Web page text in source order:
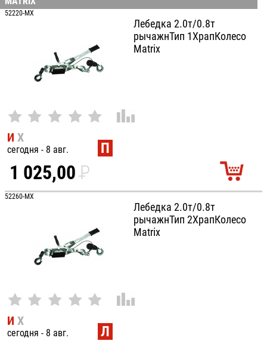
52220-MX
Лебедка 2.0т/0.8т
рычажнТип 1ХрапКолесо
Matrix
И Х
сегодня - 8 авг. П
1 025,00P
УБ.
52260-MX
Лебедка 2.0т/0.8т
рычажнТип 2ХрапКолесо
Matrix
И Х
сегодня - 8 авг. Л